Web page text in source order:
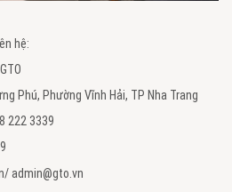
hệ:
Phú, Phường Vĩnh Hải, TP Nha Trang
222 3339
admin@gto.vn